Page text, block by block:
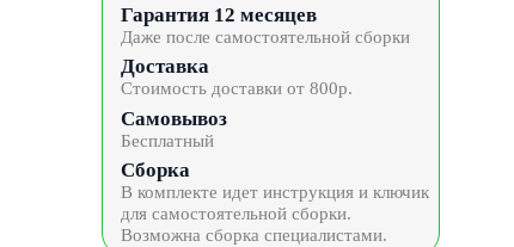
Гарантия 12 месяцев
Даже после самостоятельной сборки
Доставка
Стоимость доставки от 800р.
Самовывоз
Бесплатный
Сборка
В комплекте идет инструкция и ключик
для самостоятельной сборки.
Возможна сборка специалистами.